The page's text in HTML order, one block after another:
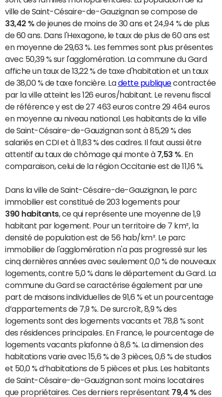
ville de Saint-Césaire-de-Gauzignan se compose de
33,42 % de jeunes de moins de 30 ans et 24,94 % de plus
de 60 ans. Dans l'Hexagone, le taux de plus de 60 ans est
en moyenne de 29,63 %. Les femmes sont plus présentes
avec 50,39 % sur l'agglomération. La commune du Gard
affiche un taux de 13,22 % de taxe d'habitation et un taux
de 38,00 % de taxe foncière. Ladette publiquecontractée
par la ville atteint les 126 euros/habitant. Le revenu fiscal
de référence y est de 27 463 euros contre 29 464 euros
en moyenne au niveau national. Les habitants de la ville
de Saint-Césaire-de-Gauzignan sont à 85,29 % des
salariés en CDI et à 11,83 % des cadres. Il faut aussi être
attentif au taux de chômage qui monte à 7,53 %. En
comparaison, celui de la région Occitanie est de 11,16 %.
Dans la ville de Saint-Césaire-de-Gauzignan, le parc
immobilier est constitué de 203 logements pour
390 habitants, ce qui représente une moyenne de 1,9
habitant par logement. Pour un territoire de 7 km², la
densité de population est de 56 hab/km². Le parc
immobilier de l'agglomération n'a pas progressé sur les
cinq dernières années avec seulement 0,0 % de nouveaux
logements, contre 5,0 % dans le département du Gard. La
commune du Gard se caractérise également par une
part de maisons individuelles de 91,6 % et un pourcentage
d’appartements de 7,9 %. De surcroît, 8,9 % des
logements sont des logements vacants et 78,8 % sont
des résidences principales. En France, le pourcentage de
logements vacants plafonne à 8,6 %. La dimension des
habitations varie avec 15,6 % de 3 pièces, 0,6 % de studios
et 50,0 % d’habitations de 5 pièces et plus. Les habitants
de Saint-Césaire-de-Gauzignan sont moins locataires
que propriétaires. Ces derniers représentant 79,4 % des